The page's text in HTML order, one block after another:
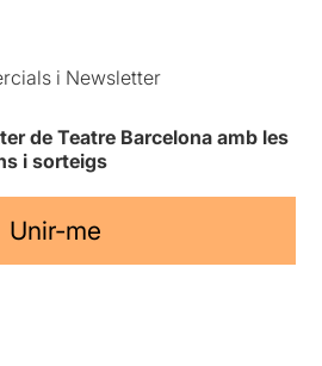
i Newsletter
de Teatre Barcelona amb les
i sorteigs
Unir-me